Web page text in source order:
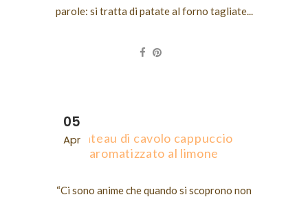
parole: si tratta di patate al forno tagliate...
05
AprGateau di cavolo cappuccio
aromatizzato al limone
“Ci sono anime che quando si scoprono non